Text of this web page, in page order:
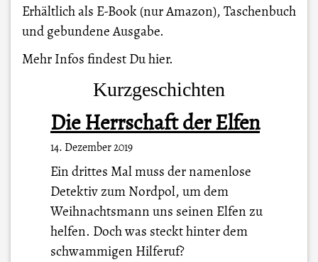
Erhältlich als E-Book (nur Amazon), Taschenbuch
und gebundene Ausgabe.
Mehr Infos findest Duhier.
Kurzgeschichten
Die Herrschaft der Elfen
14. Dezember 2019
Ein drittes Mal muss der namenlose
Detektiv zum Nordpol, um dem
Weihnachtsmann uns seinen Elfen zu
helfen. Doch was steckt hinter dem
schwammigen Hilferuf?